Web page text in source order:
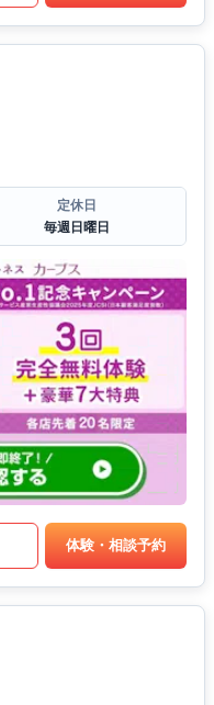
定休日
毎週日曜日
体験・相談予約